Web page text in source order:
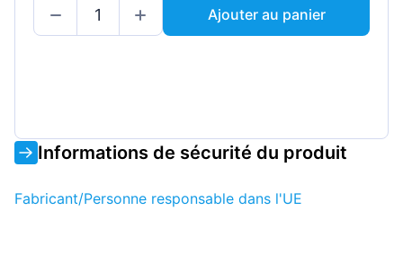
Ajouter au panier
Informations de sécurité du produit
Fabricant/Personne responsable dans l'UE